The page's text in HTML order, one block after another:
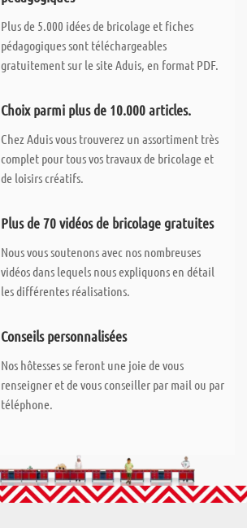
Plus de 5.000 idées de bricolage et fiches
pédagogiques sont téléchargeables
gratuitement sur le site Aduis, en format PDF.
Choix parmi plus de 10.000 articles.
Chez Aduis vous trouverez un assortiment très
complet pour tous vos travaux de bricolage et
de loisirs créatifs.
Plus de 70 vidéos de bricolage gratuites
Nous vous soutenons avec nos nombreuses
vidéos dans lequels nous expliquons en détail
les différentes réalisations.
Conseils personnalisées
Nos hôtesses se feront une joie de vous
renseigner et de vous conseiller par mail ou par
téléphone.